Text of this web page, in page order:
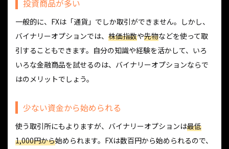
投資商品が多い
一般的に、FXは「通貨」でしか取引ができません。しかし、
バイナリーオプションでは、 株価指数や先物などを使って取
引することもできます。自分の知識や経験を活かして、いろ
いろな金融商品を試せるのは、バイナリーオプションならで
はのメリットでしょう。
少ない資金から始められる
使う取引所にもよりますが、バイナリーオプションは最低
1,000円から始められます。FXは数百円から始められるので、